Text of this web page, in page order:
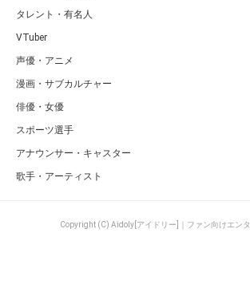
タレント・有名人
VTuber
声優・アニメ
漫画・サブカルチャー
俳優・女優
スポーツ選手
アナウンサー・キャスター
歌手・アーティスト
Copyright (C) Aidoly[アイドリー]｜ファン向けエン